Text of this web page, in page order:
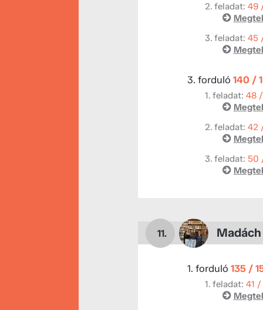
2. feladat: 49
3. feladat: 45
3. forduló 140 /
1. feladat: 48
2. feladat: 42
3. feladat: 50
11.
1. forduló 135 /
1. feladat: 41